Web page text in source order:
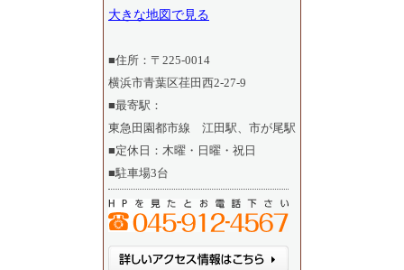
大きな地図で見る
■住所：〒225-0014
横浜市青葉区荏田西2-27-9
■最寄駅：
東急田園都市線 江田駅、市が尾駅
■定休日：木曜・日曜・祝日
■駐車場3台